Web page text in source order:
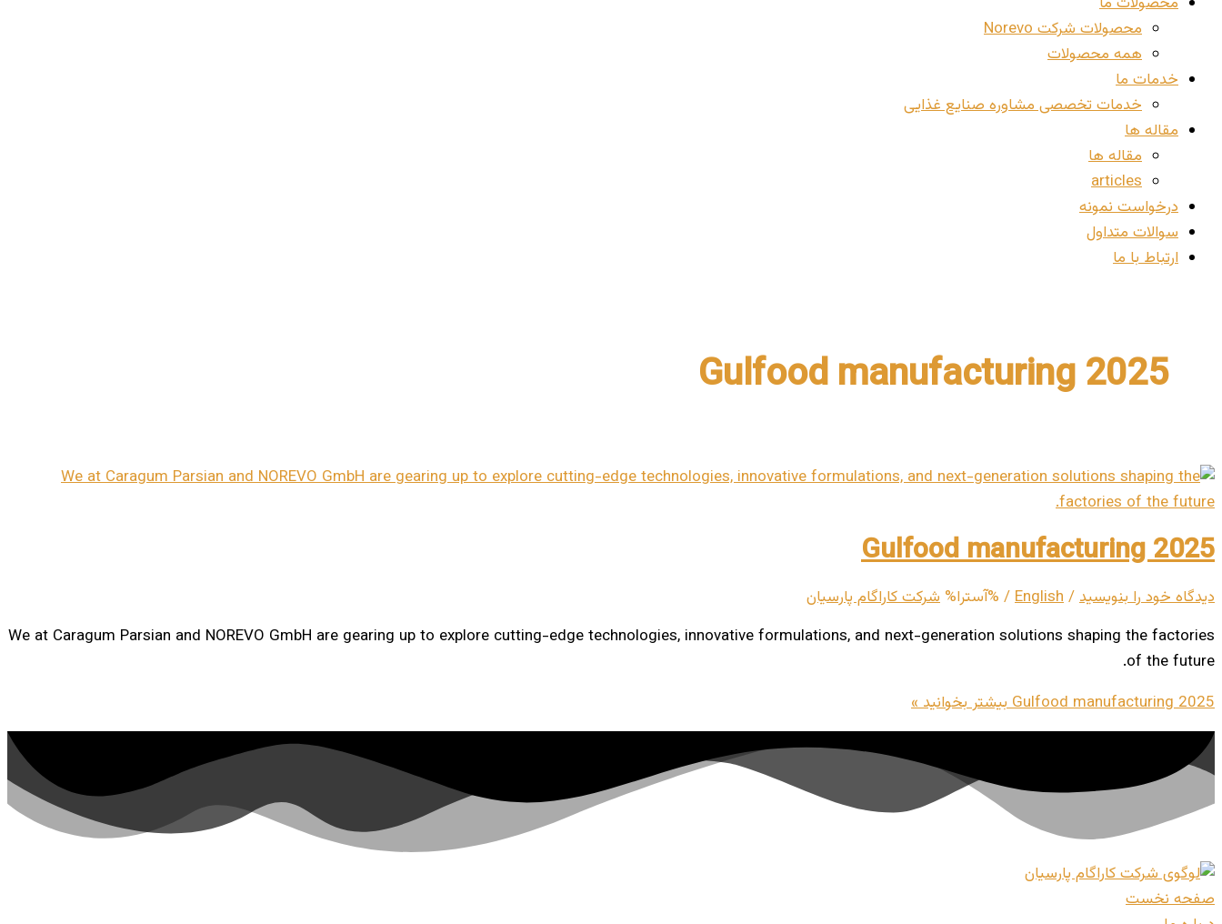
محصولات شرکت Norevo
همه محصولات
خدمات ما
خدمات تخصصی مشاوره صنایع غذایی
مقاله ها
مقاله ها
articles
درخواست نمونه
سوالات متداول
ارتباط با ما
Gulfood manufacturing 2025
Gulfood manufacturing 2025
دیدگاه‌ خود را بنویسید/
English/ %آسترا% شرکت کاراگام پارسیان
We at Caragum Parsian and NOREVO GmbH are gearing up to explore cutting-edge technologies, innovative formulations, and next-generation solutions shaping the factories
of the future.
Gulfood manufacturing 2025بیشتر بخوانید »
صفحه نخست